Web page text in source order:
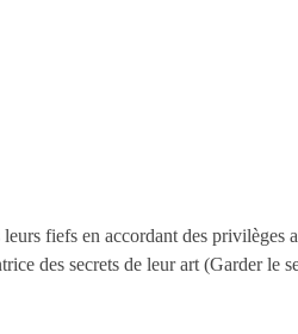
fiefs en accordant des privilèges
des secrets de leur art (Garder le